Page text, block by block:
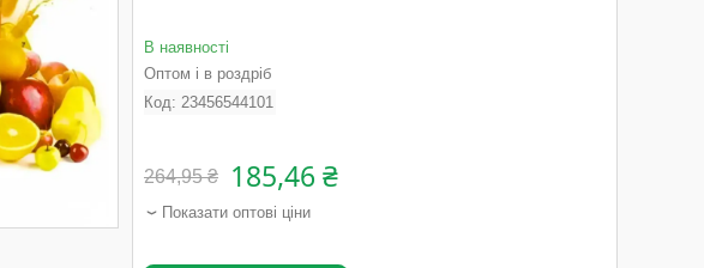
В наявності
Оптом і в роздріб
Код: 23456544101
264,95 ₴ 185,46 ₴
Показати оптові ціни